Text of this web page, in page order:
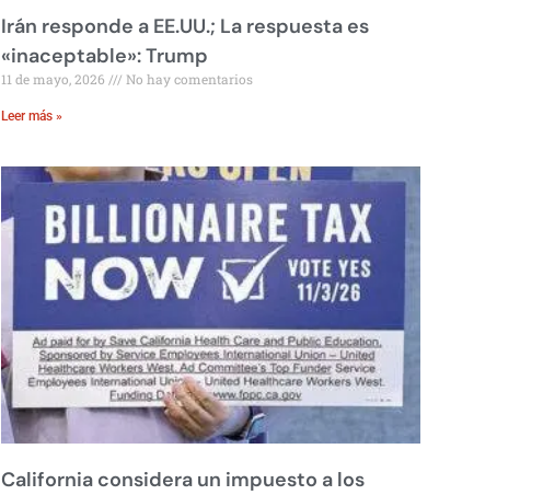
Irán responde a EE.UU.; La respuesta es
«inaceptable»: Trump
11 de mayo, 2026 No hay comentarios
Leer más »
California considera un impuesto a los